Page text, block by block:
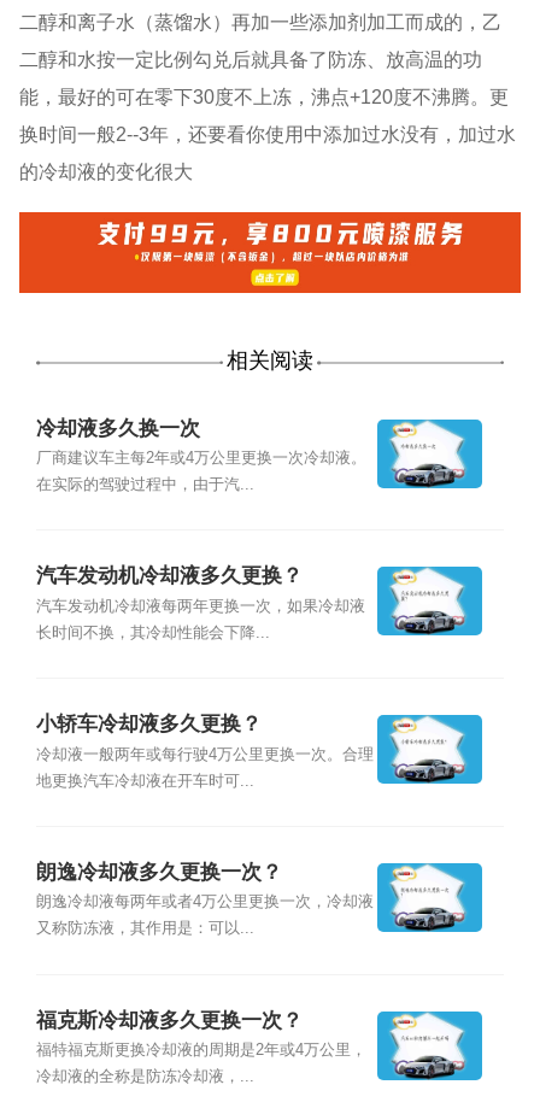
二醇和离子水（蒸馏水）再加一些添加剂加工而成的，乙
二醇和水按一定比例勾兑后就具备了防冻、放高温的功
能，最好的可在零下30度不上冻，沸点+120度不沸腾。更
换时间一般2--3年，还要看你使用中添加过水没有，加过水
的冷却液的变化很大
相关阅读
冷却液多久换一次
厂商建议车主每2年或4万公里更换一次冷却液。
在实际的驾驶过程中，由于汽...
汽车发动机冷却液多久更换？
汽车发动机冷却液每两年更换一次，如果冷却液
长时间不换，其冷却性能会下降...
小轿车冷却液多久更换？
冷却液一般两年或每行驶4万公里更换一次。合理
地更换汽车冷却液在开车时可...
朗逸冷却液多久更换一次？
朗逸冷却液每两年或者4万公里更换一次，冷却液
又称防冻液，其作用是：可以...
福克斯冷却液多久更换一次？
福特福克斯更换冷却液的周期是2年或4万公里，
冷却液的全称是防冻冷却液，...